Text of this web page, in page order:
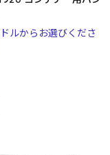
ルからお選びくださ